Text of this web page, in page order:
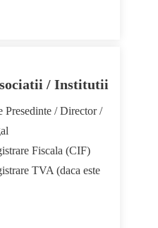
/ Institutii
Presedinte / Director /
Fiscala (CIF)
TVA (daca este